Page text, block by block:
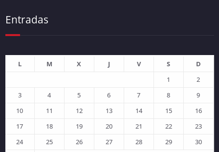
Entradas
L M X J V S
D
1
2
3
4 5 6 7 8
9
10
11 12 13 14 15
16
17
18 19 20 21 22
23
24
25 26 27 28 29
30